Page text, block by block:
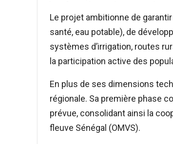
Le projet ambitionne de
santé, eau potable), de
systèmes d’irrigation, routes
la participation active des
En plus de ses dimensions
régionale. Sa première phase
prévue, consolidant ainsi la
fleuve Sénégal (OMVS).